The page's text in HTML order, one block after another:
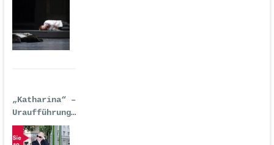
Deutsche Oper
Berlin
„Katharina“ –
Uraufführung
| 14.
September